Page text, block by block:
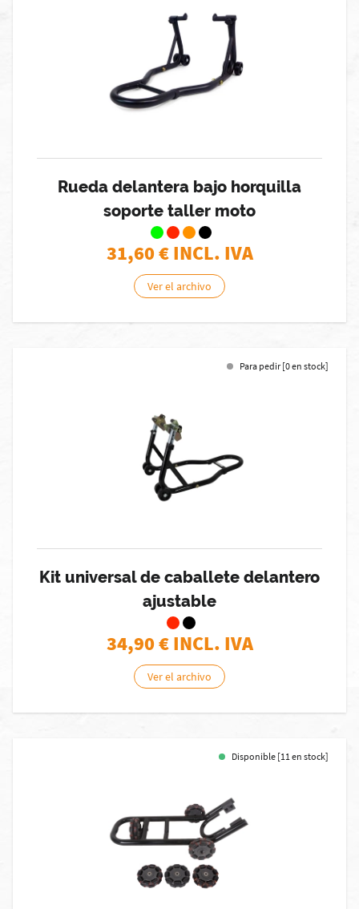
Rueda delantera bajo horquilla
soporte taller moto
31,60€ INCL. IVA
Ver el archivo
Para pedir [0 en stock]
Kit universal de caballete delantero
ajustable
34,90€ INCL. IVA
Ver el archivo
Disponible [11 en stock]